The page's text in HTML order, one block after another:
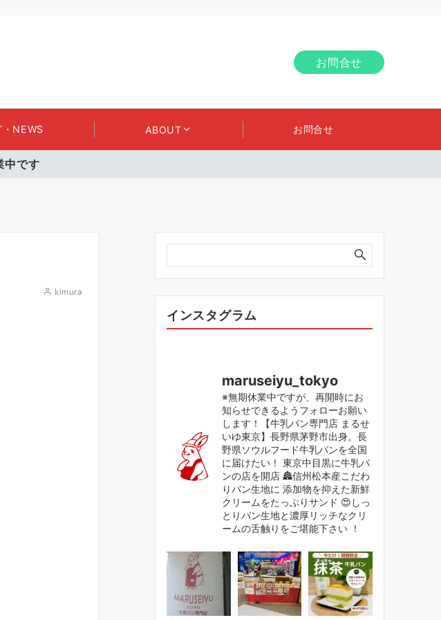
お問合せ
・NEWS ABOUT お問合せ
中です
kimura
インスタグラム
maruseiyu_tokyo
※無期休業中ですが、再開時にお
知らせできるようフォローお願い
します！【牛乳パン専門店 まるせ
いゆ東京】長野県茅野市出身。長
野県ソウルフード牛乳パンを全国
に届けたい！ 東京中目黒に牛乳パ
ンの店を開店 🏯信州松本産こだわ
りパン生地に 添加物を抑えた新鮮
クリームをたっぷりサンド 😍しっ
とりパン生地と濃厚リッチなクリ
ームの舌触りをご堪能下さい ！